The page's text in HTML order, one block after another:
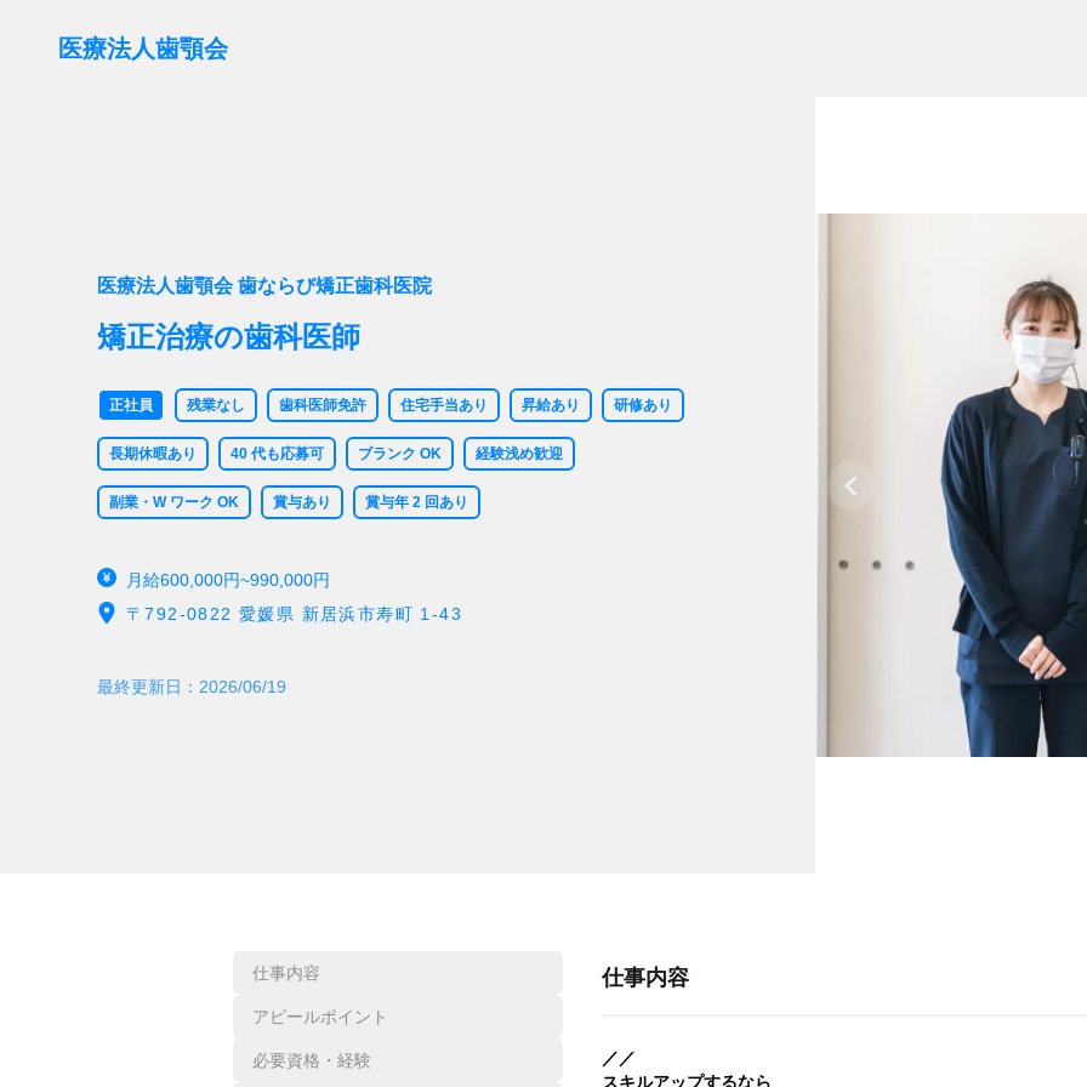
医療法人歯顎会
医療法人歯顎会 歯ならび矯正歯科医院
矯正治療の歯科医師
正社員 残業なし 歯科医師免許 住宅手当あり 昇給あり 研修あり
長期休暇あり 40 代も応募可 ブランク OK 経験浅め歓迎
副業・W ワーク OK 賞与あり 賞与年 2 回あり
月給600,000円~990,000円
〒792-0822 愛媛県 新居浜市寿町 1-43
最終更新日： 2026/06/19
仕事内容
アピールポイント
必要資格・経験
仕事内容
／／
スキルアップするなら